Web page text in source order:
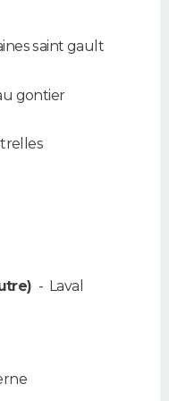
saint gault
gontier
- Laval